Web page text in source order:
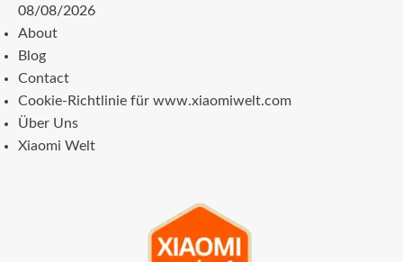
Zum
Inhalt
springen
08/08/2026
About
Blog
Contact
Cookie-Richtlinie für www.xiaomiwelt.com
Über Uns
Xiaomi Welt